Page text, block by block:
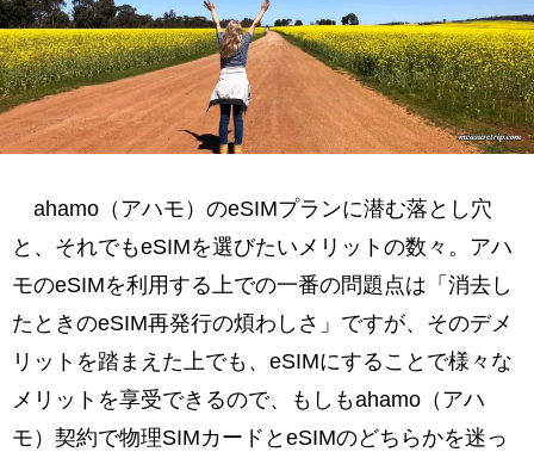
ahamo（アハモ）のeSIMプランに潜む落とし穴
と、それでもeSIMを選びたいメリットの数々。アハ
モのeSIMを利用する上での一番の問題点は「消去し
たときのeSIM再発行の煩わしさ」ですが、そのデメ
リットを踏まえた上でも、eSIMにすることで様々な
メリットを享受できるので、もしもahamo（アハ
モ）契約で物理SIMカードとeSIMのどちらかを迷っ